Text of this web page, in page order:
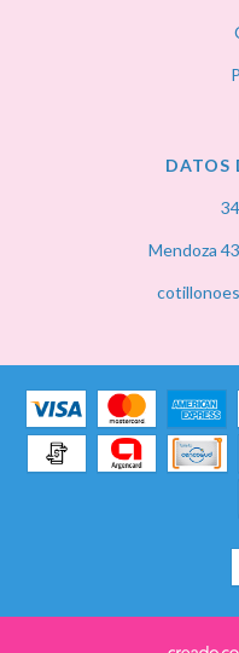
DATOS
Mendoza